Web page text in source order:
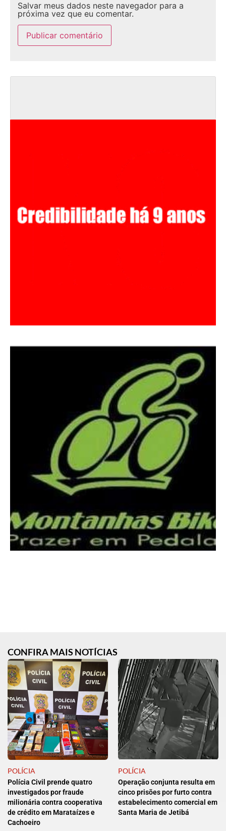
Salvar meus dados neste navegador para a
próxima vez que eu comentar.
CONFIRA MAIS NOTÍCIAS
POLÍCIA
Polícia Civil prende quatro
investigados por fraude
milionária contra cooperativa
de crédito em Marataízes e
Cachoeiro
POLÍCIA
Operação conjunta resulta em
cinco prisões por furto contra
estabelecimento comercial em
Santa Maria de Jetibá